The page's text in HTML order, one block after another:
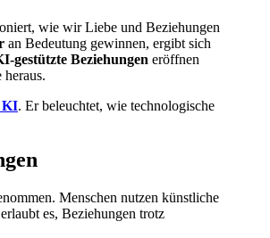
wie wir Liebe und Beziehungen
an Bedeutung gewinnen, ergibt sich
gestützte Beziehungen eröffnen
KI. Er beleuchtet, wie technologische
Menschen nutzen künstliche
es, Beziehungen trotz